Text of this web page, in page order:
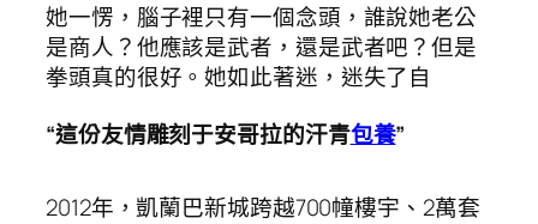
她一愣，腦子裡只有一個念頭，誰說她老公
是商人？他應該是武者，還是武者吧？但是
拳頭真的很好。她如此著迷，迷失了自
“這份友情雕刻于安哥拉的汗青包養”
2012年，凱蘭巴新城跨越700幢樓宇、2萬套